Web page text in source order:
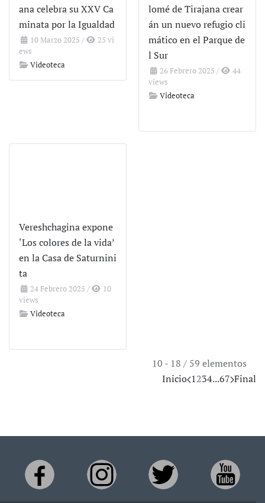
ana celebra su XXV Ca
minata por la Igualdad
10 Marzo 2025 /
25 vi
ews
Videoteca
lomé de Tirajana crear
án un nuevo refugio cli
mático en el Parque de
l Sur
26 Febrero 2025 /
44
views
Videoteca
Vereshchagina expone
‘Los colores de la vida’
en la Casa de Saturnini
ta
24 Febrero 2025 /
10
views
Videoteca
10 - 18 / 59 elementos
Inicio 1234...67 Final